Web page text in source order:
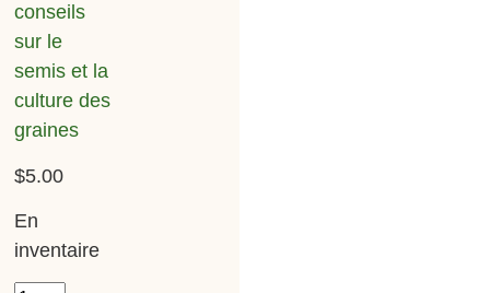
conseils
sur le
semis et la
culture des
graines
$5.00
En
inventaire